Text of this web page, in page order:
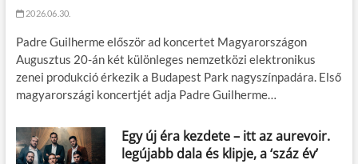
2026.06.30.
Padre Guilherme először ad koncertet Magyarországon
Augusztus 20-án két különleges nemzetközi elektronikus
zenei produkció érkezik a Budapest Park nagyszínpadára. Első
magyarországi koncertjét adja Padre Guilherme…
Egy új éra kezdete – itt az aurevoir.
legújabb dala és klipje, a ‘száz év’